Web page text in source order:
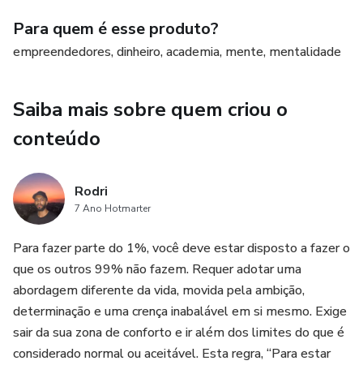
Para quem é esse produto?
empreendedores, dinheiro, academia, mente, mentalidade
Saiba mais sobre quem criou o
conteúdo
Rodri
7 Ano Hotmarter
Para fazer parte do 1%, você deve estar disposto a fazer o
que os outros 99% não fazem. Requer adotar uma
abordagem diferente da vida, movida pela ambição,
determinação e uma crença inabalável em si mesmo. Exige
sair da sua zona de conforto e ir além dos limites do que é
considerado normal ou aceitável. Esta regra, “Para estar